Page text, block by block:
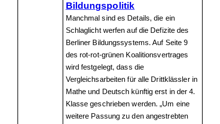
Bildungspolitik
Manchmal sind es Details, die ein
Schlaglicht werfen auf die Defizite des
Berliner Bildungssystems. Auf Seite 9
des rot-rot-grünen Koalitionsvertrages
wird festgelegt, dass die
Vergleichsarbeiten für alle Drittklässler in
Mathe und Deutsch künftig erst in der 4.
Klasse geschrieben werden. „Um eine
weitere Passung zu den angestrebten